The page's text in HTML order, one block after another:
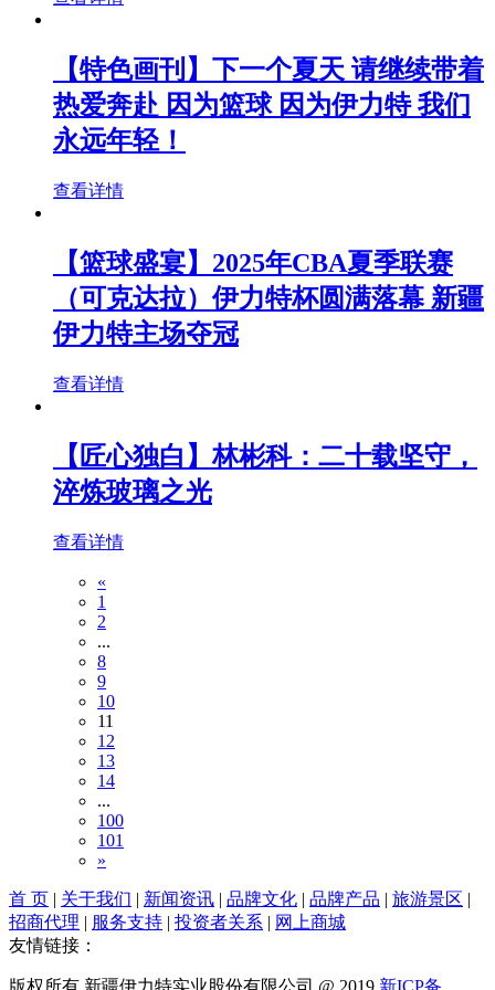
【特色画刊】下一个夏天 请继续带着
热爱奔赴 因为篮球 因为伊力特 我们
永远年轻！
查看详情
【篮球盛宴】2025年CBA夏季联赛
（可克达拉）伊力特杯圆满落幕 新疆
伊力特主场夺冠
查看详情
【匠心独白】林彬科：二十载坚守，
淬炼玻璃之光
查看详情
«
1
2
...
8
9
10
11
12
13
14
...
100
101
»
首 页 | 关于我们 | 新闻资讯 | 品牌文化 | 品牌产品 | 旅游景区 |
招商代理 | 服务支持 | 投资者关系 | 网上商城
友情链接：
版权所有 新疆伊力特实业股份有限公司 @ 2019 新ICP备